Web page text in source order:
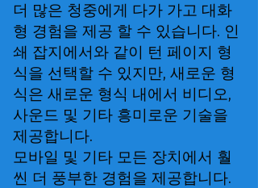
더 많은 청중에게 다가 가고 대화
형 경험을 제공 할 수 있습니다. 인
쇄 잡지에서와 같이 턴 페이지 형
식을 선택할 수 있지만, 새로운 형
식은 새로운 형식 내에서 비디오,
사운드 및 기타 흥미로운 기술을
제공합니다.
모바일 및 기타 모든 장치에서 훨
씬 더 풍부한 경험을 제공합니다.